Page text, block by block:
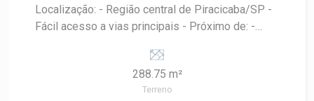
Localização: - Região central de Piracicaba/SP -
Fácil acesso a vias principais - Próximo de: -
Lazer e pontos turísticos Vantagens: - Ideal para
construção residencial ou comercial - Região
valorizada e com grande potencial de
288.75 m²
Terreno